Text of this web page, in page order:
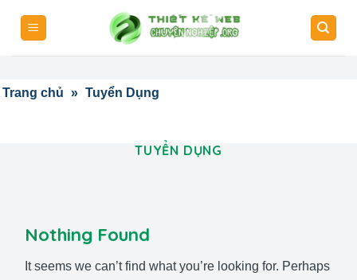
content
Trang chủ » Tuyển Dụng
TUYỂN DỤNG
Nothing Found
It seems we can’t find what you’re looking for. Perhaps